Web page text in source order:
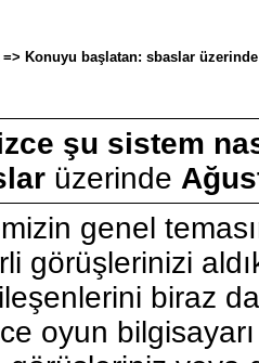
Konuyu başlatan: sbaslar
şu sistem
üzerinde
genel
görüşlerinizi
biraz
oyun